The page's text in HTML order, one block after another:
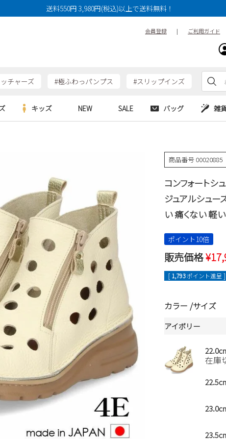
送料550円 3,980円(税込)以上で送料無料！
会員登録 | ご利用ガイド
チャーズ #極ふわっパンプス #スリップインズ
puma
ウェア
new balance
キッズ NEW SALE バッグ 雑
商品番号 00020885
コンフォートシ
ジュアルシュ
い 痛くない 軽
ポイント10倍
販売価格¥
[ 1,793ポイント進呈 ]
カラー サイズ
アイボリー
在庫